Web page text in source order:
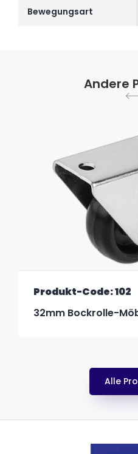
Bewegungsart
Andere
Produkt-Code: 102
32mm Bockrolle-
Alle